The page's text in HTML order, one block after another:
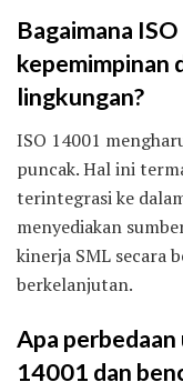
Bagaimana
kepemimpinan
lingkungan?
ISO 14001
puncak. Hal ini
terintegrasi ke
menyediakan
kinerja SML secara
berkelanjutan.
Apa
14001 dan